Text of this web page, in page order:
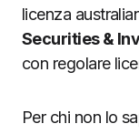
licenza
Securities &
con regolare
Per chi non lo